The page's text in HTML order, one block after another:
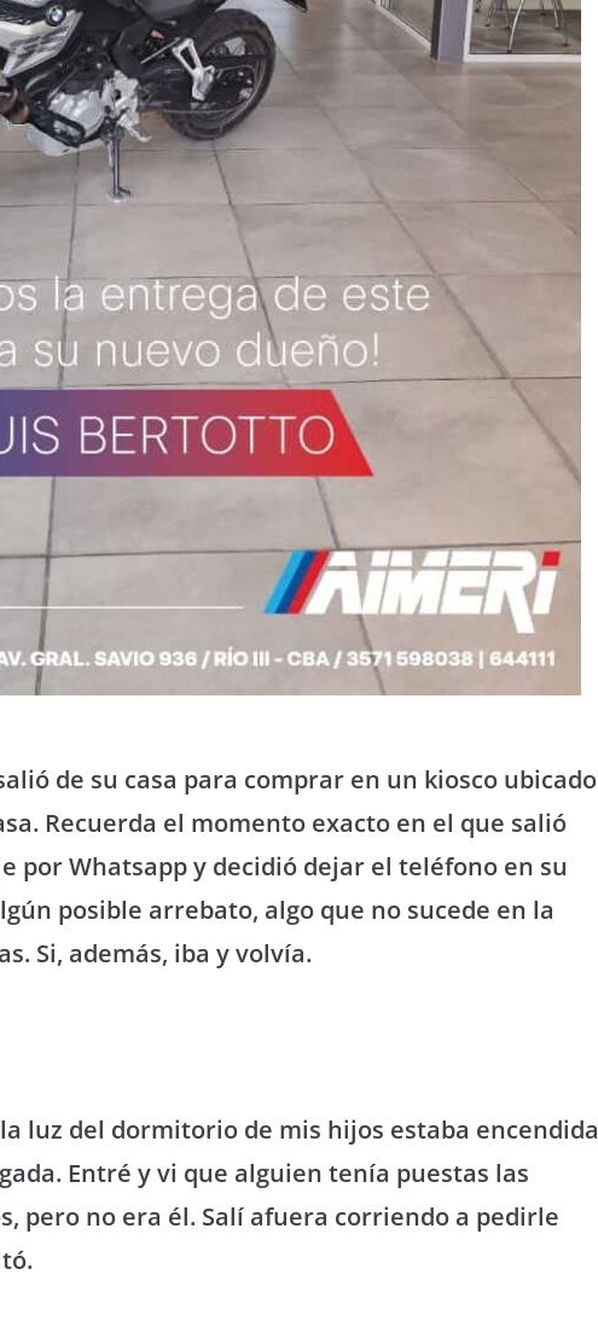
de su casa para comprar en un kiosco ubicado
Recuerda el momento exacto en el que salió
por Whatsapp y decidió dejar el teléfono en su
posible arrebato, algo que no sucede en la
Si, además, iba y volvía.
luz del dormitorio de mis hijos estaba encendida
Entré y vi que alguien tenía puestas las
pero no era él. Salí afuera corriendo a pedirle